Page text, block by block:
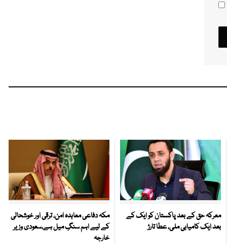
معرکہ حق کے بعد پاکستان کو ایک کے
بعد ایک کامیابی ملی، عطا تارڑ
مکہ دفاعی معاہدہ امن، ترقی اور خوشحالی
کے لیے اہم سنگِ میل ہے،سعودی وزیر
خارجہ